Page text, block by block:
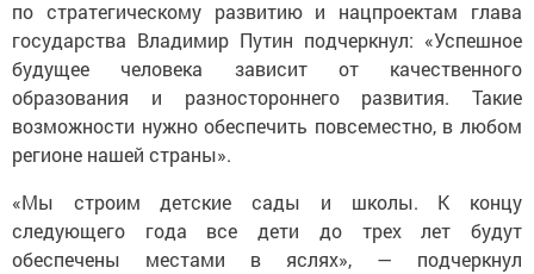
по стратегическому развитию и нацпроектам глава
государства Владимир Путин подчеркнул: «Успешное
будущее человека зависит от качественного
образования и разностороннего развития. Такие
возможности нужно обеспечить повсеместно, в любом
регионе нашей страны».
«Мы строим детские сады и школы. К концу
следующего года все дети до трех лет будут
обеспечены местами в яслях», — подчеркнул